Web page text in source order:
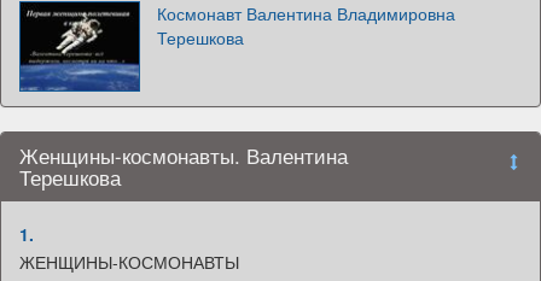
Космонавт Валентина Владимировна
Терешкова
Женщины-космонавты. Валентина
Терешкова
1.
ЖЕНЩИНЫ-КОСМОНАВТЫ